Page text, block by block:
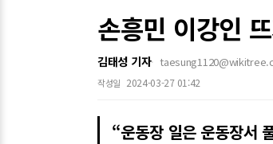
손흥민 이강인
김태성 기자
작성일 2024-03-27 01:42
“운동장 일은 운동장서